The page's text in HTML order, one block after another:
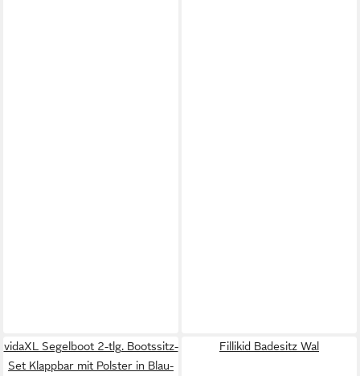
vidaXL Segelboot 2-tlg. Bootssitz-
Set Klappbar mit Polster in Blau-
Fillikid Badesitz Wal